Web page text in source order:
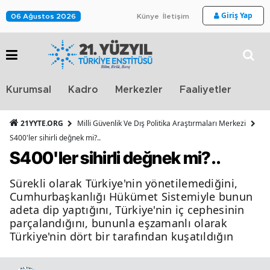
06 Ağustos 2026 Künye İletişim Giriş Yap
Kurumsal Kadro Merkezler Faaliyetler
21YYTE.ORG
Milli Güvenlik Ve Dış Politika Araştırmaları Merkezi
S400'ler sihirli değnek mi?..
S400'ler sihirli değnek mi?..
Sürekli olarak Türkiye'nin yönetilemediğini,
Cumhurbaşkanlığı Hükümet Sistemiyle bunun
adeta dip yaptığını, Türkiye'nin iç cephesinin
parçalandığını, bununla eşzamanlı olarak
Türkiye'nin dört bir tarafından kuşatıldığın